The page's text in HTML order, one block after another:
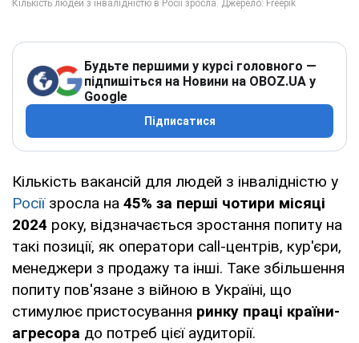
Будьте першими у курсі головного —
підпишіться на Новини на OBOZ.UA у
Google
Підписатися
Кількість вакансій для людей з інвалідністю у
Росіїзросла на 45% за перші чотири місяці
2024 року, відзначається зростання попиту на
такі позиції, як оператори call-центрів, кур'єри,
менеджери з продажу та інші. Таке збільшення
попиту пов'язане з війною в Україні, що
стимулює пристосування ринку праці країни-
агресора до потреб цієї аудиторії.